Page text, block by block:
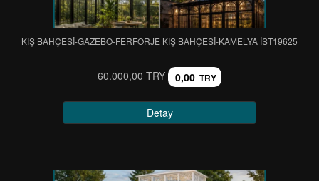
KIŞ BAHÇESİ-GAZEBO-FERFORJE KIŞ BAHÇESİ-KAMELYA IST19625
60.000,00 TRY 0,00 TRY
Detay